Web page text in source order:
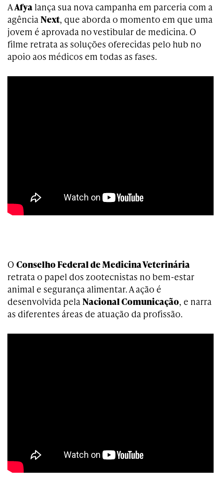
AAfya lança sua nova campanha em parceria com a
agênciaNext, que aborda o momento em que uma
jovem é aprovada no vestibular de medicina. O
filme retrata as soluções oferecidas pelo hub no
apoio aos médicos em todas as fases.
O Conselho Federal de Medicina Veterinária
retrata o papel dos zootecnistas no bem-estar
animal e segurança alimentar. A ação é
desenvolvida pelaNacional Comunicação, e narra
as diferentes áreas de atuação da profissão.